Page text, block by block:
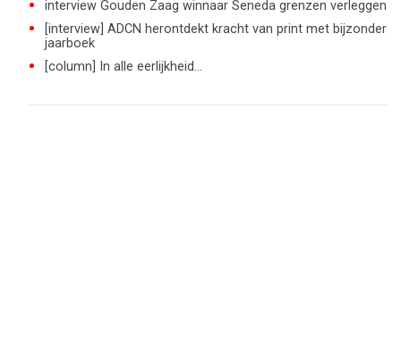
interview Gouden Zaag winnaar Seneda grenzen verleggen
[interview] ADCN herontdekt kracht van print met bijzonder
jaarboek
[column] In alle eerlijkheid...